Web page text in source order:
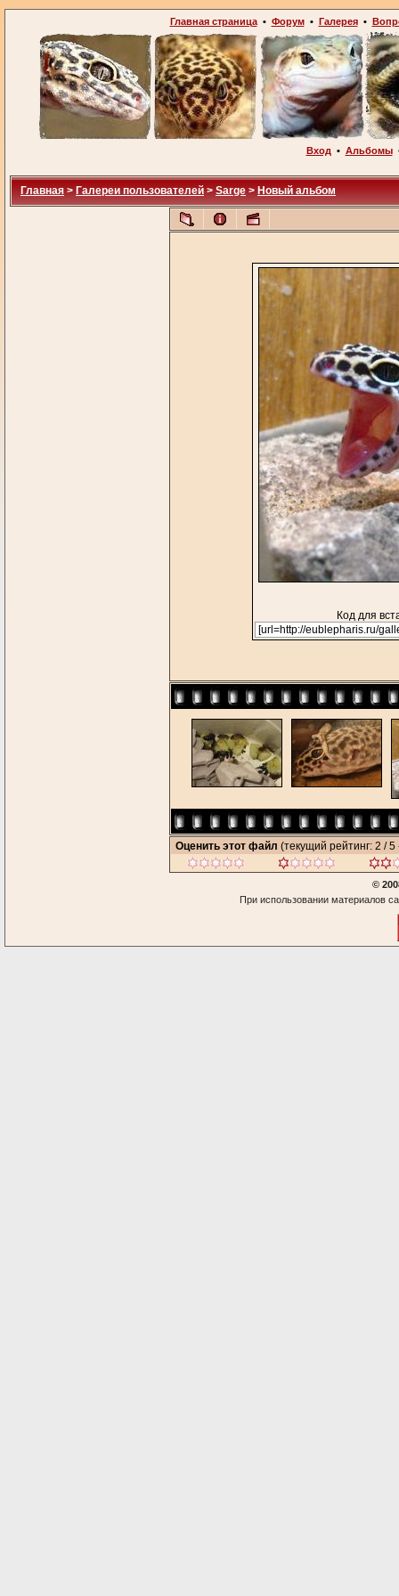
Главная страница• Форум• Галерея•
Вход • Альбомы
Главная > Галереи пользователей > Sarge > Новый альбом
Код для
Оценить этот файл (текущий рейтинг: 2 / 5
©
При использовании материалов